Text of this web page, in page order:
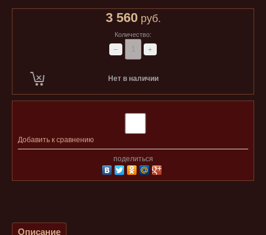
3 560руб.
Количество:
− +
Нет в наличии
Добавить к сравнению
поделиться
Описание